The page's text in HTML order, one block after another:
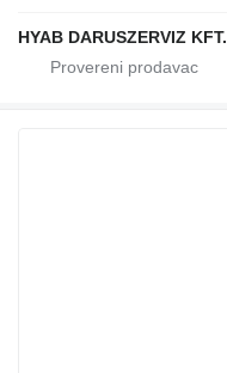
HYAB DARUSZERVIZ KFT.